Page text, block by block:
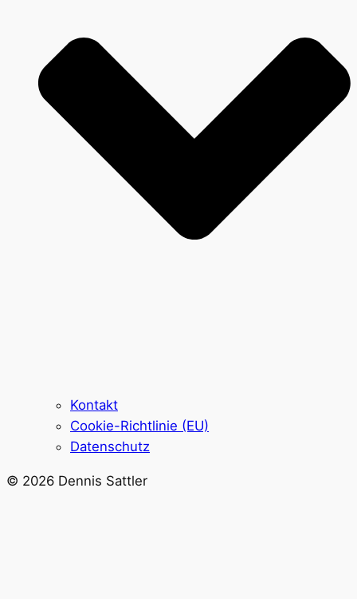
Kontakt
Cookie-Richtlinie (EU)
Datenschutz
© 2026 Dennis Sattler